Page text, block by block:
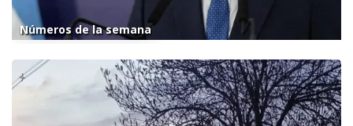
Números de la semana